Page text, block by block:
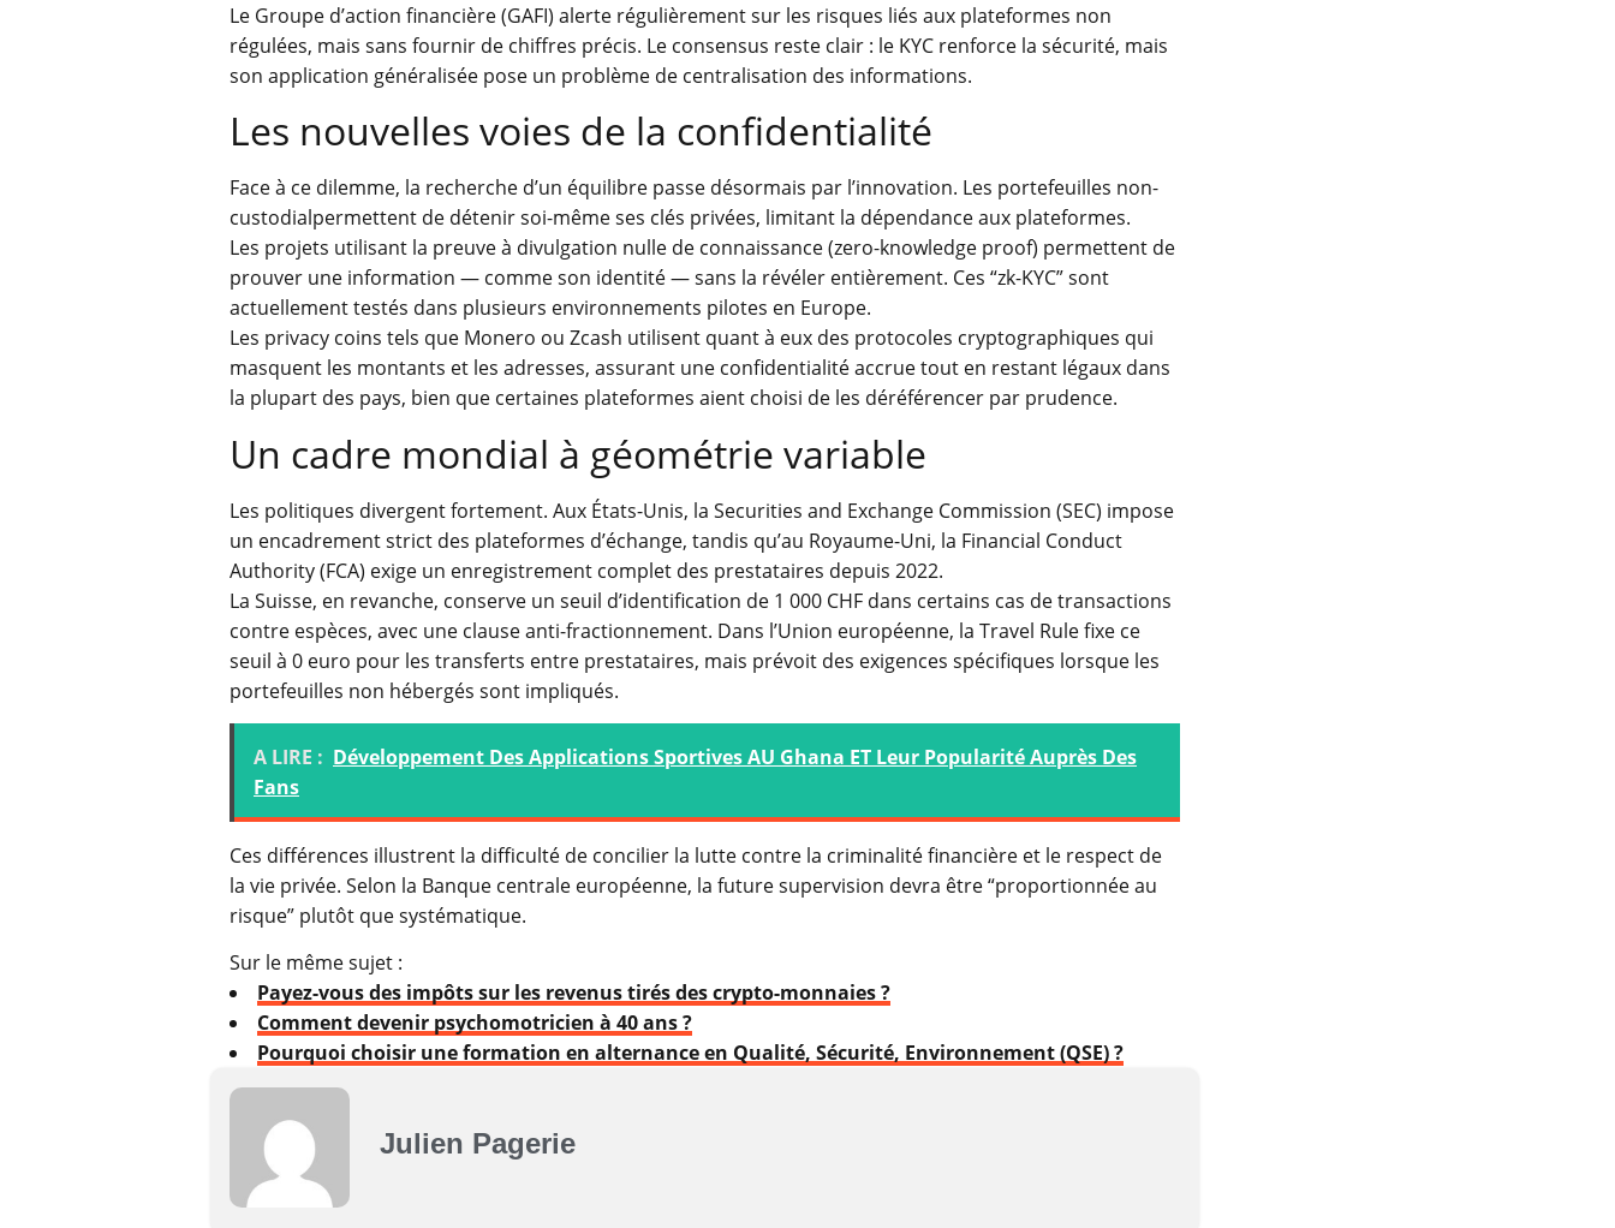
Le Groupe d’action financière (GAFI) alerte régulièrement sur les risques liés aux plateformes non
régulées, mais sans fournir de chiffres précis. Le consensus reste clair : le KYC renforce la sécurité, mais
son application généralisée pose un problème de centralisation des informations.
Les nouvelles voies de la confidentialité
Face à ce dilemme, la recherche d’un équilibre passe désormais par l’innovation. Les portefeuilles non-
custodialpermettent de détenir soi-même ses clés privées, limitant la dépendance aux plateformes.
Les projets utilisant la preuve à divulgation nulle de connaissance (zero-knowledge proof) permettent de
prouver une information — comme son identité — sans la révéler entièrement. Ces “zk-KYC” sont
actuellement testés dans plusieurs environnements pilotes en Europe.
Les privacy coins tels que Monero ou Zcash utilisent quant à eux des protocoles cryptographiques qui
masquent les montants et les adresses, assurant une confidentialité accrue tout en restant légaux dans
la plupart des pays, bien que certaines plateformes aient choisi de les déréférencer par prudence.
Un cadre mondial à géométrie variable
Les politiques divergent fortement. Aux États-Unis, la Securities and Exchange Commission (SEC) impose
un encadrement strict des plateformes d’échange, tandis qu’au Royaume-Uni, la Financial Conduct
Authority (FCA) exige un enregistrement complet des prestataires depuis 2022.
La Suisse, en revanche, conserve un seuil d’identification de 1 000 CHF dans certains cas de transactions
contre espèces, avec une clause anti-fractionnement. Dans l’Union européenne, la Travel Rule fixe ce
seuil à 0 euro pour les transferts entre prestataires, mais prévoit des exigences spécifiques lorsque les
portefeuilles non hébergés sont impliqués.
A LIRE : Développement Des Applications Sportives AU Ghana ET Leur Popularité Auprès Des
Fans
Ces différences illustrent la difficulté de concilier la lutte contre la criminalité financière et le respect de
la vie privée. Selon la Banque centrale européenne, la future supervision devra être “proportionnée au
risque” plutôt que systématique.
Sur le même sujet :
Payez-vous des impôts sur les revenus tirés des crypto-monnaies ?
Comment devenir psychomotricien à 40 ans ?
Pourquoi choisir une formation en alternance en Qualité, Sécurité, Environnement (QSE) ?
Julien Pagerie